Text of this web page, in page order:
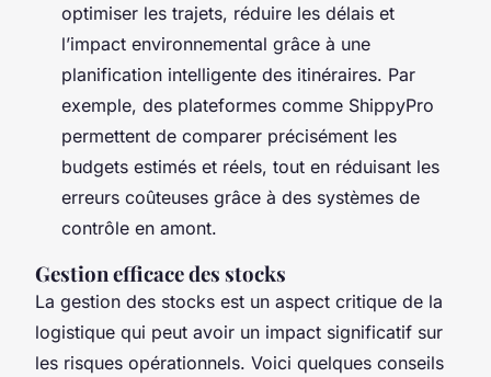
optimiser les trajets, réduire les délais et
l’impact environnemental grâce à une
planification intelligente des itinéraires. Par
exemple, des plateformes comme ShippyPro
permettent de comparer précisément les
budgets estimés et réels, tout en réduisant les
erreurs coûteuses grâce à des systèmes de
contrôle en amont.
Gestion efficace des stocks
La gestion des stocks est un aspect critique de la
logistique qui peut avoir un impact significatif sur
les risques opérationnels. Voici quelques conseils